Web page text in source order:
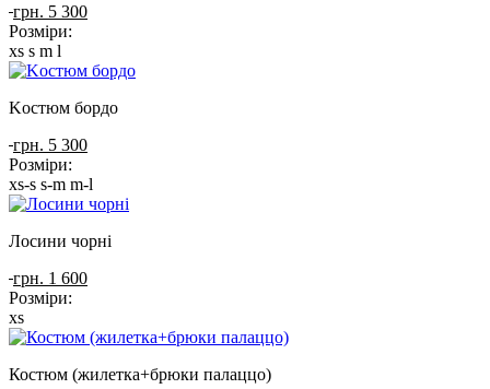
грн. 5 300
Розміри:
xs s m l
Kостюм бордо
грн. 5 300
Розміри:
xs-s s-m m-l
Лосини чорні
грн. 1 600
Розміри:
xs
Костюм (жилетка+брюки палаццо)